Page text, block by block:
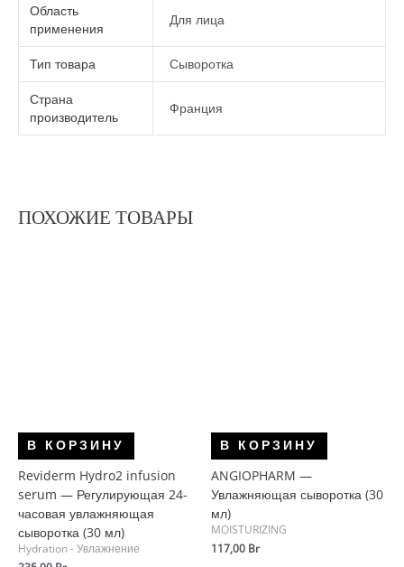
Область
применения
Для лица
Тип товара Сыворотка
Страна
производитель
Франция
ПОХОЖИЕ ТОВАРЫ
В КОРЗИНУ
Reviderm Hydro2 infusion
serum — Регулирующая 24-
часовая увлажняющая
сыворотка (30 мл)
Hydration - Увлажнение
В КОРЗИНУ
ANGIOPHARM —
Увлажняющая сыворотка (30
мл)
MOISTURIZING
117,00 Br